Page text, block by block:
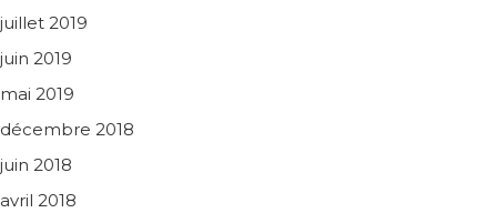
juillet 2019
juin 2019
mai 2019
décembre 2018
juin 2018
avril 2018